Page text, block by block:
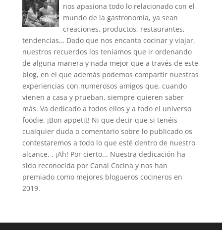
nos apasiona todo lo relacionado con el
mundo de la gastronomía, ya sean
creaciones, productos, restaurantes,
tendencias… Dado que nos encanta cocinar y viajar,
nuestros recuerdos los teníamos que ir ordenando
de alguna manera y nada mejor que a través de este
blog, en el que además podemos compartir nuestras
experiencias con numerosos amigos que, cuando
vienen a casa y prueban, siempre quieren saber
más. Va dedicado a todos ellos y a todo el universo
foodie. ¡Bon appetit! Ni que decir que si tenéis
cualquier duda o comentario sobre lo publicado os
contestaremos a todo lo que esté dentro de nuestro
alcance. . ¡Ah! Por cierto... Nuestra dedicación ha
sido reconocida por Canal Cocina y nos han
premiado como mejores blogueros cocineros en
2019.